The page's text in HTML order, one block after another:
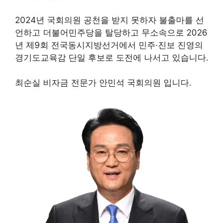
2024년 국회의원 공천을 받지 못하자 불출마를 선
언하고 더불어민주당을 탈당하고 무소속으로 2026
년 제9회 전국동시지방선거에서 민주·진보 진영의
경기도교육감 단일 후보로 도전에 나서고 있습니다.
최순실 비자금 전문가 안민석 국회의원 입니다.